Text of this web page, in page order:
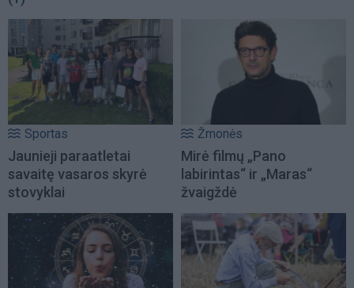
Sportas
Jaunieji paraatletai
savaitę vasaros skyrė
stovyklai
Žmonės
Mirė filmų „Pano
labirintas“ ir „Maras“
žvaigždė